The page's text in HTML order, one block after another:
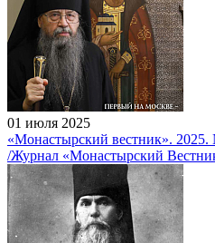
01 июля 2025
«Монастырский вестник».
/Журнал «Монастырский